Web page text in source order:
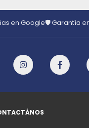
en Google🛡️ Garantía